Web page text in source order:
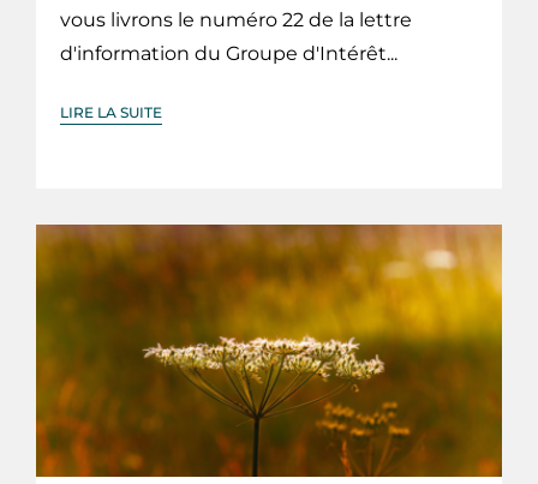
vous livrons le numéro 22 de la lettre
d'information du Groupe d'Intérêt...
LIRE LA SUITE